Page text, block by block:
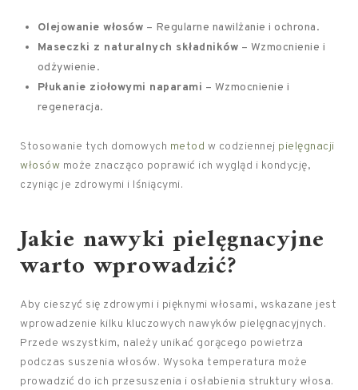
Olejowanie włosów – Regularne nawilżanie i ochrona.
Maseczki z naturalnych składników – Wzmocnienie i
odżywienie.
Płukanie ziołowymi naparami – Wzmocnienie i
regeneracja.
Stosowanie tych domowych metod w codziennej pielęgnacji
włosów może znacząco poprawić ich wygląd i kondycję,
czyniąc je zdrowymi i lśniącymi.
Jakie nawyki pielęgnacyjne
warto wprowadzić?
Aby cieszyć się zdrowymi i pięknymi włosami, wskazane jest
wprowadzenie kilku kluczowych nawyków pielęgnacyjnych.
Przede wszystkim, należy unikać gorącego powietrza
podczas suszenia włosów. Wysoka temperatura może
prowadzić do ich przesuszenia i osłabienia struktury włosa.